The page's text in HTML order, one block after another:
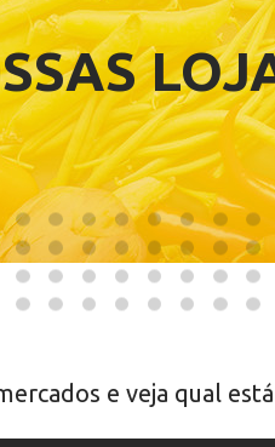
e veja qual